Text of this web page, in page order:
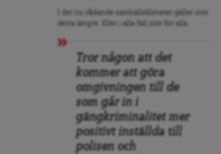
I det nu rådande samhällsklimatet gäller inte
detta längre. Eller i alla fall inte för alla.
Tror någon att det
kommer att göra
omgivningen till de
som går in i
gängkriminalitet mer
positivt inställda till
polisen och